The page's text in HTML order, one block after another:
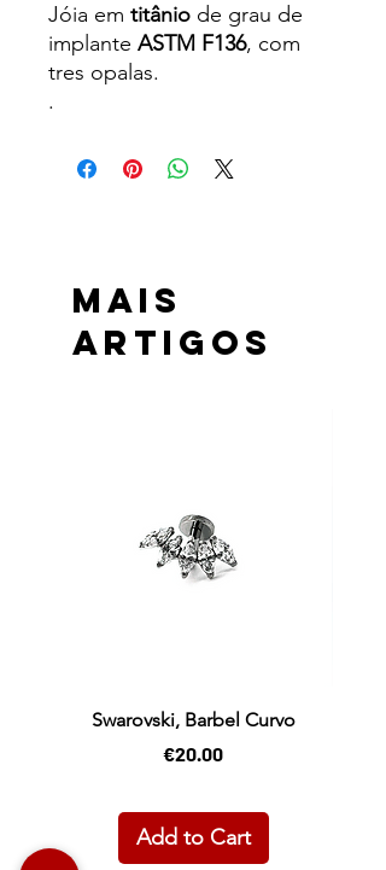
Jóia em titânio de grau de
implante ASTM F136, com
tres opalas.
.
MAIS
ARTIGOS
Swarovski, Barbel Curvo
Price
€20.00
Add to Cart